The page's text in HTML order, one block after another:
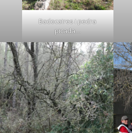
Badocaires i pedra
picada…